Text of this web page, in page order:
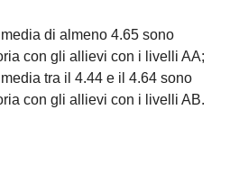
di almeno 4.65 sono
con gli allievi con i livelli AA;
tra il 4.44 e il 4.64 sono
con gli allievi con i livelli AB.